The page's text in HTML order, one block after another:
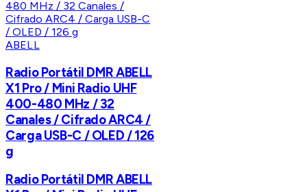
ABELL
Radio Portátil DMR ABELL
X1 Pro / Mini Radio UHF
400-480 MHz / 32
Canales / Cifrado ARC4 /
Carga USB-C / OLED / 126
g
Radio Portátil DMR ABELL